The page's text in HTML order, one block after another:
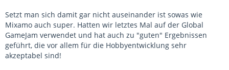
Setzt man sich damit gar nicht auseinander ist sowas wie
Mixamo auch super. Hatten wir letztes Mal auf der Global
GameJam verwendet und hat auch zu "guten" Ergebnissen
geführt, die vor allem für die Hobbyentwicklung sehr
akzeptabel sind!